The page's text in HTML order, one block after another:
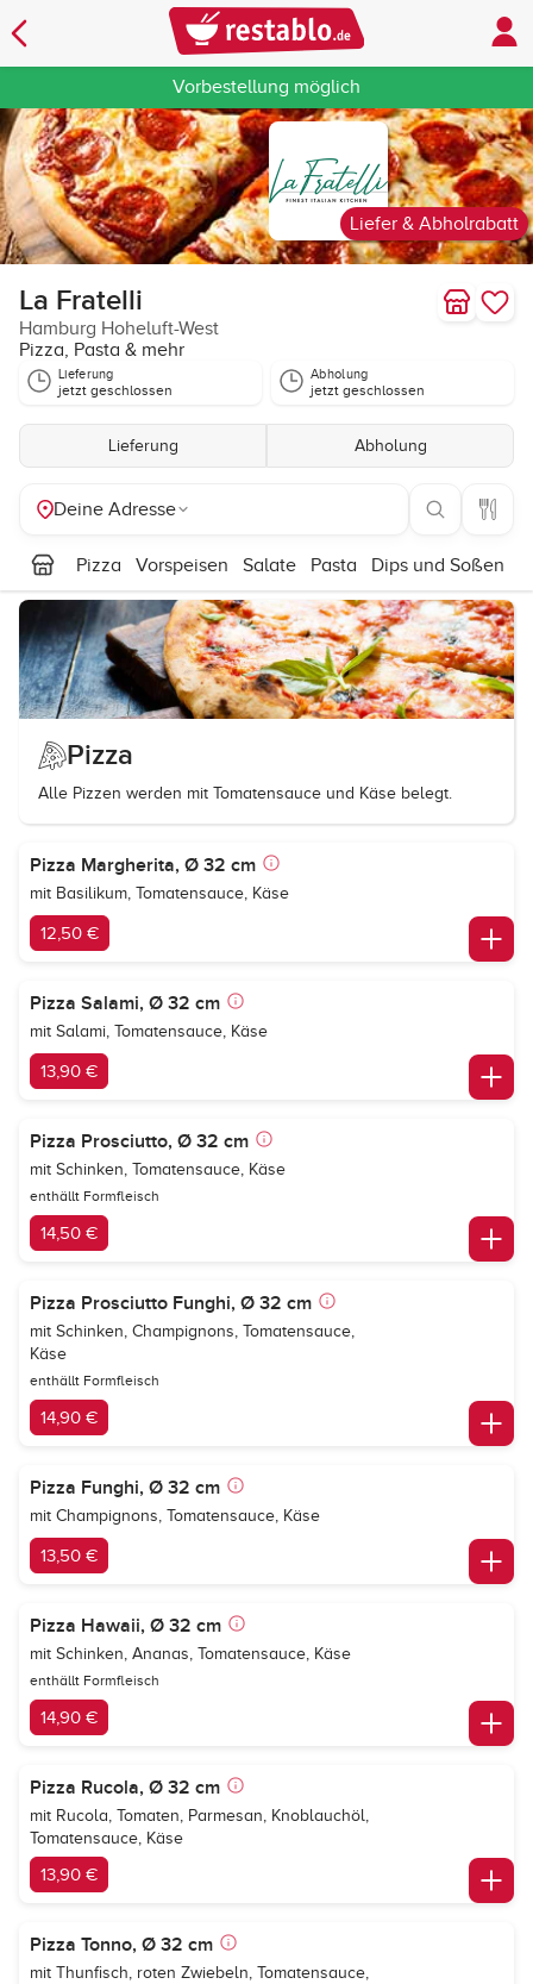
Vorbestellung möglich
Liefer & Abholrabatt
La Fratelli
Hamburg Hoheluft-West
Pizza, Pasta & mehr
Lieferung
jetzt geschlossen
Abholung
jetzt geschlossen
Lieferung Abholung
Deine Adresse
Pizza Vorspeisen Salate Pasta Dips und Soßen
Pizza
Alle Pizzen werden mit Tomatensauce und Käse belegt.
Pizza Margherita, Ø 32 cm
mit Basilikum, Tomatensauce, Käse
12,50 €
Pizza Salami, Ø 32 cm
mit Salami, Tomatensauce, Käse
13,90 €
Pizza Prosciutto, Ø 32 cm
mit Schinken, Tomatensauce, Käse
enthällt Formfleisch
14,50 €
Pizza Prosciutto Funghi, Ø 32 cm
mit Schinken, Champignons, Tomatensauce,
Käse
enthällt Formfleisch
14,90 €
Pizza Funghi, Ø 32 cm
mit Champignons, Tomatensauce, Käse
13,50 €
Pizza Hawaii, Ø 32 cm
mit Schinken, Ananas, Tomatensauce, Käse
enthällt Formfleisch
14,90 €
Pizza Rucola, Ø 32 cm
mit Rucola, Tomaten, Parmesan, Knoblauchöl,
Tomatensauce, Käse
13,90 €
Pizza Tonno, Ø 32 cm
mit Thunfisch, roten Zwiebeln, Tomatensauce,